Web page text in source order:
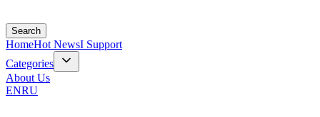
Search
HomeHot NewsI Support
Categories
About Us
ENRU